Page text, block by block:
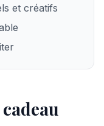
et créatifs